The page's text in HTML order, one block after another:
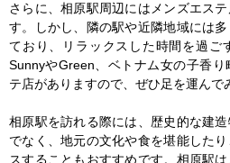
さらに、相原駅周辺にはメンズエス
す。しかし、隣の駅や近隣地域には
ており、リラックスした時間を過ご
SunnyやGreen、ベトナム女の子香
テ店がありますので、ぜひ足を運んで
相原駅を訪れる際には、歴史的な建
でなく、地元の文化や食を堪能した
スすることもおすすめです。相原駅